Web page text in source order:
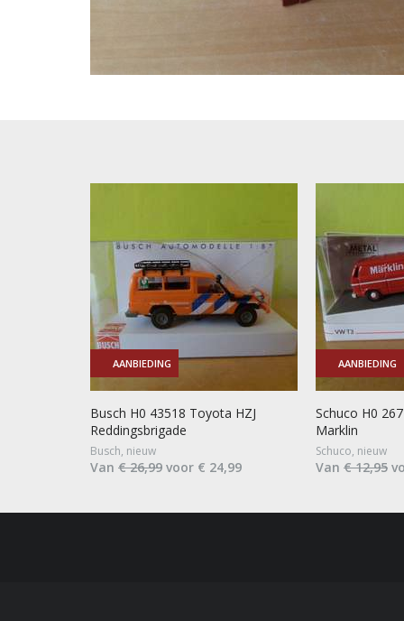
AANBIEDING
Busch H0 43518 Toyota HZJ
Reddingsbrigade
Busch, nieuw
Van € 26,99 voor € 24,99
AANBIEDING
Schuco H0
Marklin
Schuco, nieuw
Van € 12,95